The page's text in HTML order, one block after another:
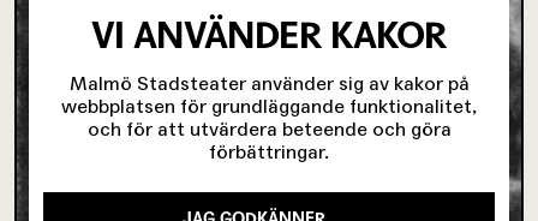
VI ANVÄNDER KAKOR
Malmö Stadsteater använder sig av kakor på
webbplatsen för grundläggande funktionalitet,
och för att utvärdera beteende och göra
förbättringar.